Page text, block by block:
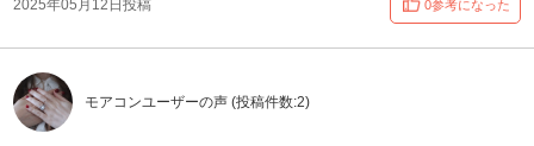
2025年05月12日投稿 0参考になった
モアコンユーザーの声 (投稿件数:2)